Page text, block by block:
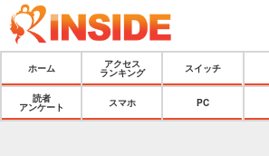
ホーム
アクセス
ランキング
スイッチ
読者
アンケート
スマホ PC